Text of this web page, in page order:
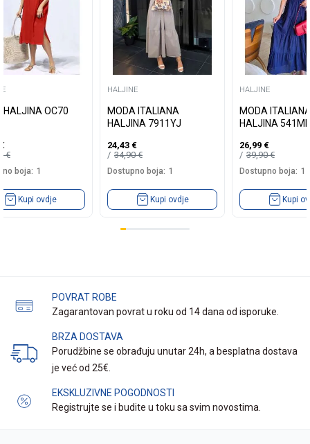
HALJINA OC70
€
€
boja: 1
Kupi ovdje
HALJINE
MODA ITALIANA
HALJINA 7911YJ
24,43 €
34,90€
Dostupno boja: 1
Kupi ovdje
HALJINE
MODA
HALJINA 541ML
26,99 €
39,90€
Dostupno boja: 1
Kupi
POVRAT ROBE
Zagarantovan povrat u roku od 14 dana od isporuke.
BRZA DOSTAVA
Porudžbine se obrađuju unutar 24h, a besplatna dostava
je već od 25€.
EKSKLUZIVNE POGODNOSTI
Registrujte se i budite u toku sa svim novostima.